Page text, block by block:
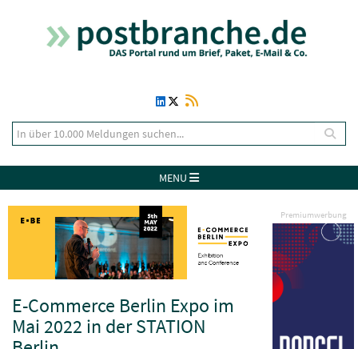
MENU
Premiumwerbung
E-Commerce Berlin Expo im
Mai 2022 in der STATION